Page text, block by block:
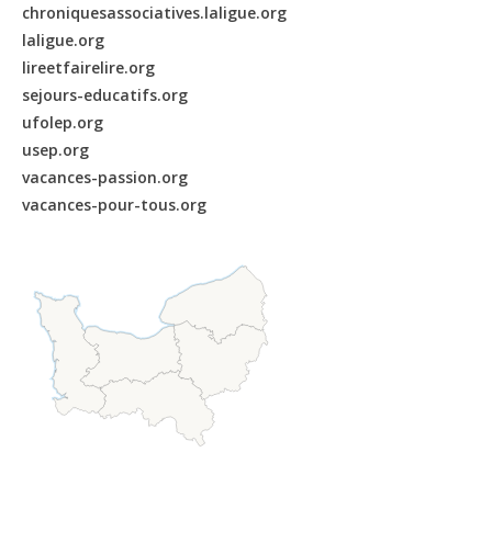
chroniquesassociatives.laligue.org
laligue.org
lireetfairelire.org
sejours-educatifs.org
ufolep.org
usep.org
vacances-passion.org
vacances-pour-tous.org